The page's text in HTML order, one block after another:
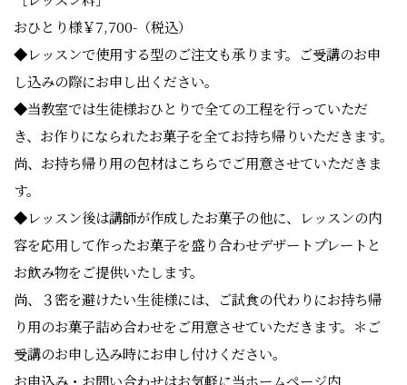
おひとり様￥7,700-（税込）
◆レッスンで使用する型のご注文も承ります。ご受講のお申
し込みの際にお申し出ください。
◆当教室では生徒様おひとりで全ての工程を行っていただ
き、お作りになられたお菓子を全てお持ち帰りいただきます。
尚、お持ち帰り用の包材はこちらでご用意させていただきま
す。
◆レッスン後は講師が作成したお菓子の他に、レッスンの内
容を応用して作ったお菓子を盛り合わせデザートプレートと
お飲み物をご提供いたします。
尚、３密を避けたい生徒様には、ご試食の代わりにお持ち帰
り用のお菓子詰め合わせをご用意させていただきます。 ＊ご
受講のお申し込み時にお申し付けください。
お申込み・お問い合わせはお気軽に当ホームページ内